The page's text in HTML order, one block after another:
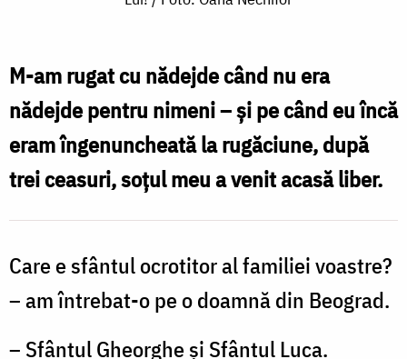
nostru
și
ajută
celor
roagă
Lui!
M-am rugat cu nădejde când nu era
nădejde pentru nimeni – și pe când eu încă
eram îngenuncheată la rugăciune, după
trei ceasuri, soțul meu a venit acasă liber.
Care e sfântul ocrotitor al familiei voastre?
– am întrebat-o pe o doamnă din Beograd.
– Sfântul Gheorghe şi Sfântul Luca.